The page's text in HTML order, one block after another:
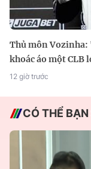
Thủ môn
khoác áo một CLB
12 giờ trước
CÓ THỂ